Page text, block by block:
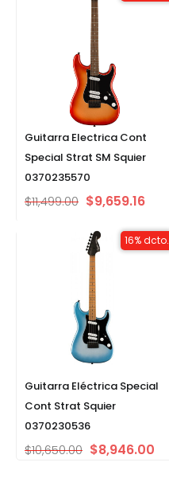
Guitarra Electrica Cont
Special Strat SM Squier
0370235570
$11,499.00 $9,659.16
16% dcto.
Guitarra Eléctrica Special
Cont Strat Squier
0370230536
$10,650.00 $8,946.00